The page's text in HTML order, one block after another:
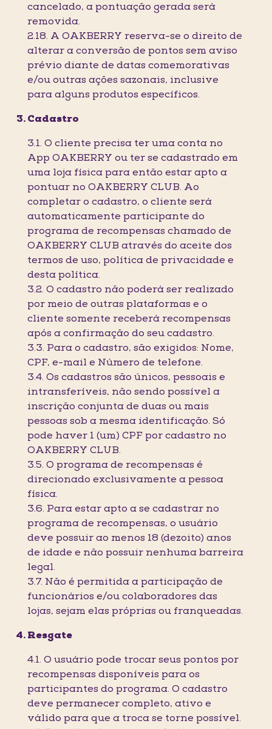
cancelado, a pontuação gerada será
removida.
2.18. A OAKBERRY reserva-se o direito de
alterar a conversão de pontos sem aviso
prévio diante de datas comemorativas
e/ou outras ações sazonais, inclusive
para alguns produtos específicos.
Cadastro
3.1. O cliente precisa ter uma conta no
App OAKBERRY ou ter se cadastrado em
uma loja física para então estar apto a
pontuar no OAKBERRY CLUB. Ao
completar o cadastro, o cliente será
automaticamente participante do
programa de recompensas chamado de
OAKBERRY CLUB através do aceite dos
termos de uso, política de privacidade e
desta política.
3.2. O cadastro não poderá ser realizado
por meio de outras plataformas e o
cliente somente receberá recompensas
após a confirmação do seu cadastro.
3.3. Para o cadastro, são exigidos: Nome,
CPF, e-mail e Número de telefone.
3.4. Os cadastros são únicos, pessoais e
intransferíveis, não sendo possível a
inscrição conjunta de duas ou mais
pessoas sob a mesma identificação. Só
pode haver 1 (um) CPF por cadastro no
OAKBERRY CLUB.
3.5. O programa de recompensas é
direcionado exclusivamente a pessoa
física.
3.6. Para estar apto a se cadastrar no
programa de recompensas, o usuário
deve possuir ao menos 18 (dezoito) anos
de idade e não possuir nenhuma barreira
legal.
3.7. Não é permitida a participação de
funcionários e/ou colaboradores das
lojas, sejam elas próprias ou franqueadas.
Resgate
4.1. O usuário pode trocar seus pontos por
recompensas disponíveis para os
participantes do programa. O cadastro
deve permanecer completo, ativo e
válido para que a troca se torne possível.